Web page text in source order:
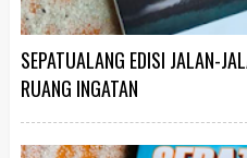
SEPATUALANG EDISI JALAN-
RUANG INGATAN